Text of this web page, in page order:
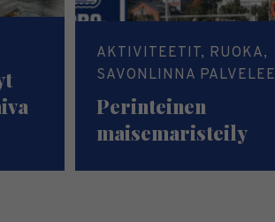
AKTIVITEETIT, RUOKA,
SAVONLINNA PALVELEE
Perinteinen
maisemaristeily